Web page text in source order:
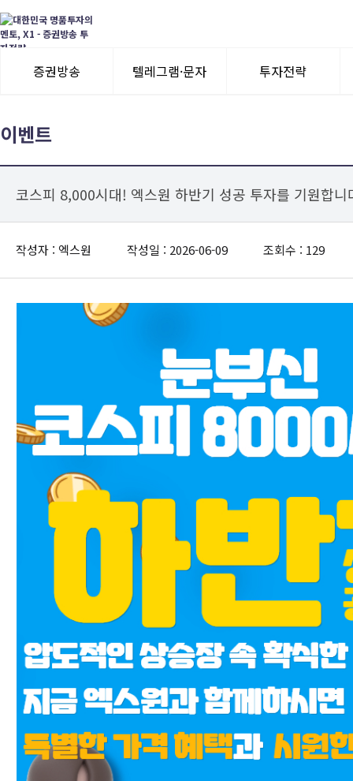
증권방송
수익률뽐내기
이용후기
텔레그램·문자
3일 무료체험
이용후기
투자전략
이벤트
코스피 8,000시대! 엑스원 하반기 성공 투자를 기원합니
작성자 : 엑스원 작성일 : 2026-06-09 조회수 : 129